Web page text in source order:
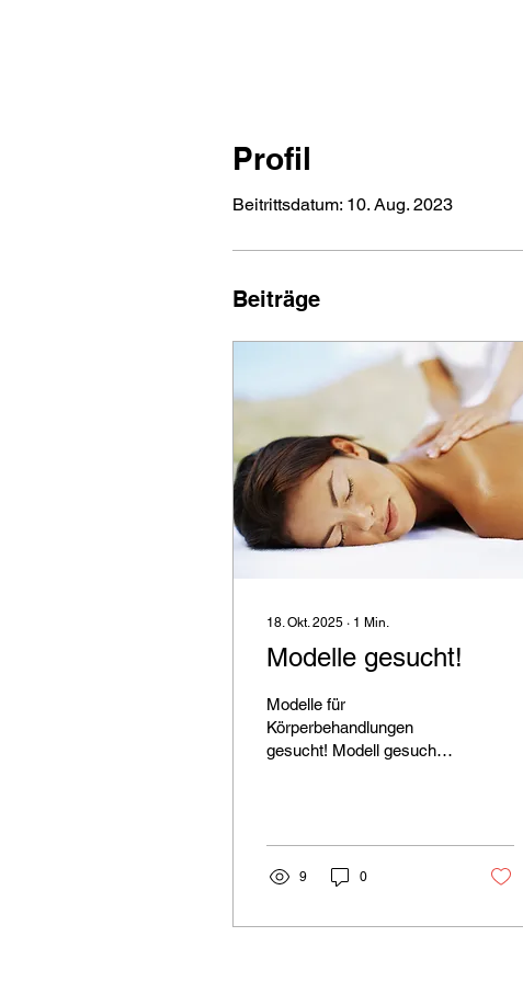
Profil
Beitrittsdatum: 10. Aug. 2023
Beiträge
18. Okt. 2025 ∙ 1 Min.
Modelle gesucht!
Modelle für
Körperbehandlungen
gesucht! Modell gesucht –
tun und gleichzeitig meine
Ausbildung bzw. Praxis
unterstützen? Ich suche
9 0